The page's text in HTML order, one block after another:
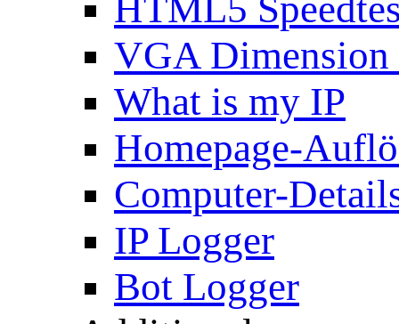
VGA Dimension
What is my IP
Homepage-
Computer-
IP Logger
Bot Logger